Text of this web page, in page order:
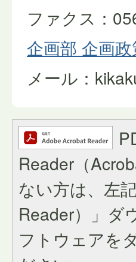
ファクス：
企画部 企画
メール：
Reader（
ない方は、左
Reader）」ダ
フトウェアを